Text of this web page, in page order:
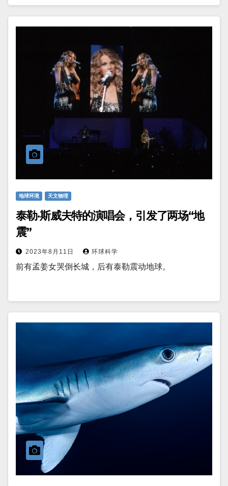
地球环境 天文物理
泰勒·斯威夫特的演唱会，引发了两场“地
震”
2023年8月11日 环球科学
前有孟姜女哭倒长城，后有泰勒震动地球。